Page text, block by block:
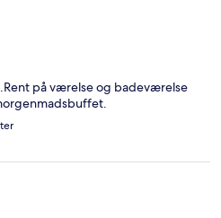
på værelse og badeværelse